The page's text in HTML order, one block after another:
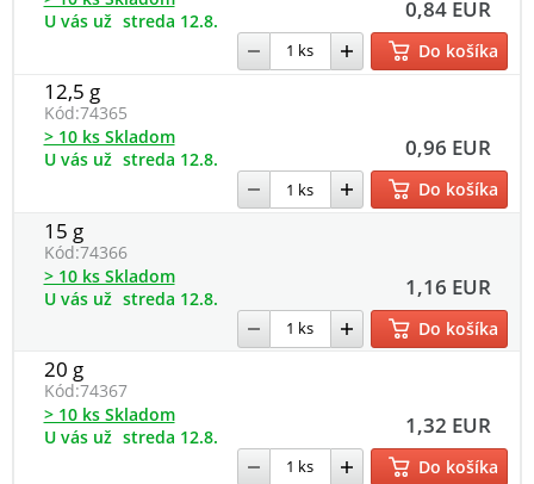
0,84 EUR
U vás už streda 12.8.
Do košíka
12,5 g
Kód:74365
0,96 EUR
> 10 ks Skladom
U vás už streda 12.8.
Do košíka
15 g
Kód:74366
1,16 EUR
> 10 ks Skladom
U vás už streda 12.8.
Do košíka
20 g
Kód:74367
1,32 EUR
> 10 ks Skladom
U vás už streda 12.8.
Do košíka